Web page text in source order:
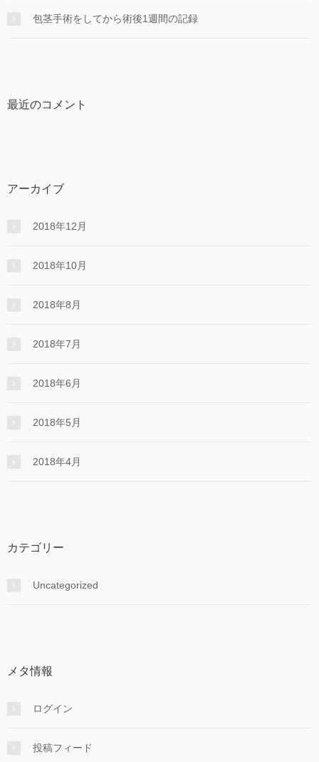
包茎手術をしてから術後1週間の記録
最近のコメント
アーカイブ
2018年12月
2018年10月
2018年8月
2018年7月
2018年6月
2018年5月
2018年4月
カテゴリー
Uncategorized
メタ情報
ログイン
投稿フィード